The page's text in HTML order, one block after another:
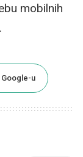
mobilnih
.
u